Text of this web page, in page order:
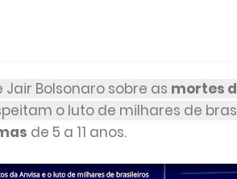
Bolsonaro sobre as mortes
o luto de milhares de
de 5 a 11 anos.